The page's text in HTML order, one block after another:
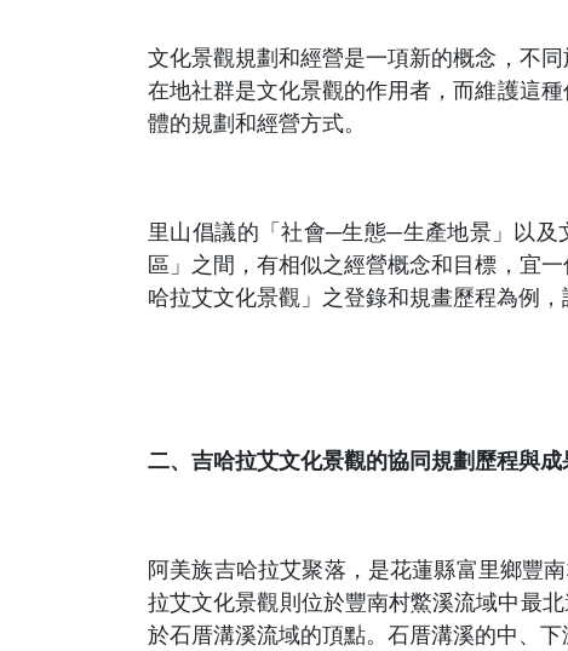
文化景觀規劃和經營是一項新的概念，不
在地社群是文化景觀的作用者，而維護這
體的規劃和經營方式。
里山倡議的「社會─生態─生產地景」以及
區」之間，有相似之經營概念和目標，宜
哈拉艾文化景觀」之登錄和規畫歷程為例
二、吉哈拉艾文化景觀的協同規劃歷程與成
阿美族吉哈拉艾聚落，是花蓮縣富里鄉豐
拉艾文化景觀則位於豐南村鱉溪流域中最
於石厝溝溪流域的頂點。石厝溝溪的中、